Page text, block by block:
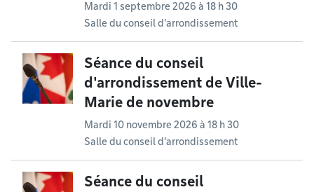
Mardi 1 septembre 2026 à 18 h 30
Salle du conseil d'arrondissement
Séance du conseil
d'arrondissement de Ville-
Marie de novembre
Mardi 10 novembre 2026 à 18 h 30
Salle du conseil d'arrondissement
Séance du conseil